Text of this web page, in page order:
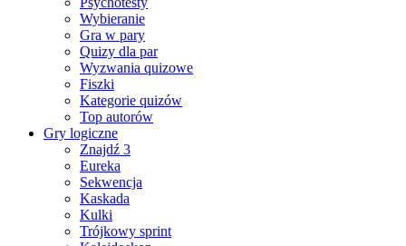
Wybieranie
Gra w pary
Quizy dla par
Wyzwania quizowe
Fiszki
Kategorie quizów
Top autorów
Gry logiczne
Znajdź 3
Eureka
Sekwencja
Kaskada
Kulki
Trójkowy sprint